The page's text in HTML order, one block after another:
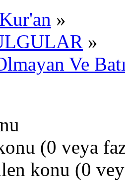
»
»
Ve
(0 veya
konu (0